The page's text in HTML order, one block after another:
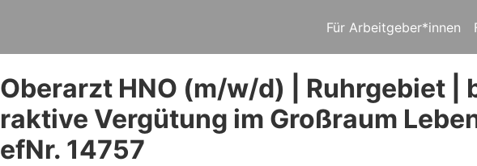
Für Arbeitgeber*innen
Oberarzt HNO (m/w/d) | Ruhrgebiet |
raktive Vergütung im Großraum
efNr. 14757